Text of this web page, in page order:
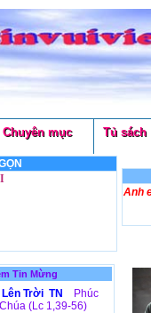
Chuyên mục Tủ sách
Tin Mừng
Trời TN
Phúc
(Lc 1,39-56)
Anh